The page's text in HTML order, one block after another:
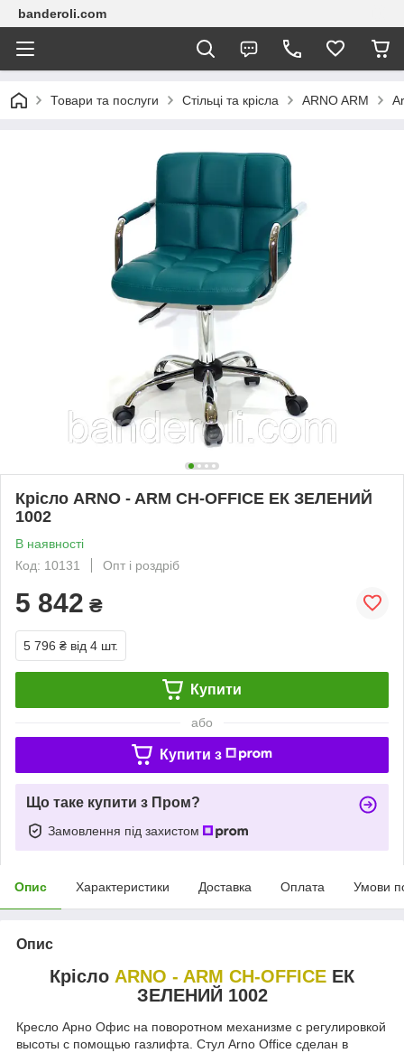
banderoli.com
Товари та послуги Стільці та крісла ARNO ARM
Крісло ARNO - ARM CH-OFFICE ЕК ЗЕЛЕНИЙ
1002
В наявності
Код: 10131
Опт і роздріб
5 842 ₴
5 796 ₴ від 4 шт.
Купити
або
Купити з
Що таке купити з Пром?
Замовлення під захистом
Опис Характеристики Доставка Оплата Умови
Опис
Крісло ARNO - ARM CH-OFFICE ЕК
ЗЕЛЕНИЙ 1002
Кресло Арно Офис на поворотном механизме с регулировкой
высоты с помощью газлифта. Стул Arno Office сделан в